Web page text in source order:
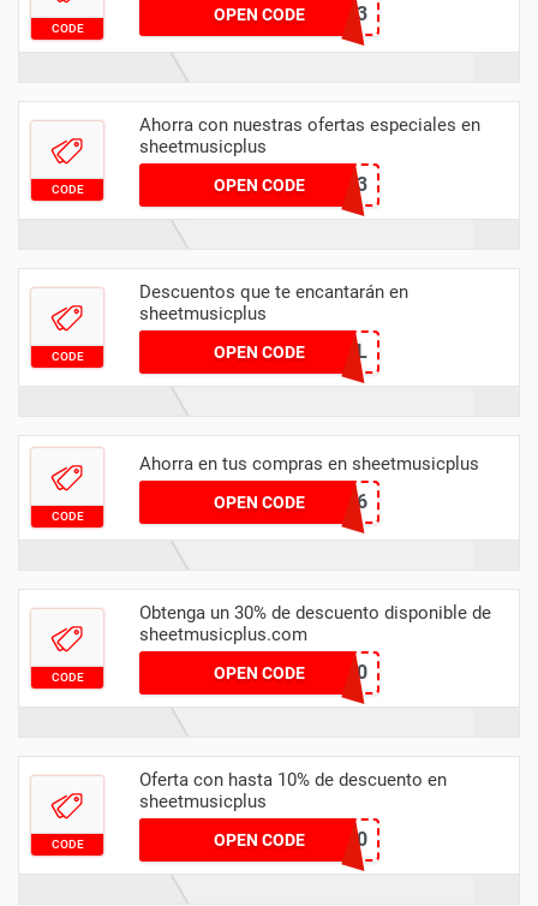
CODE
OPEN CODECOPERTI23
CODE
Ahorra con nuestras ofertas especiales en
sheetmusicplus
OPEN CODENIENTE23
CODE
Descuentos que te encantarán en
sheetmusicplus
OPEN CODECLASSICAL
CODE
Ahorra en tus compras en sheetmusicplus
OPEN CODEMJJ246
CODE
Obtenga un 30% de descuento disponible de
sheetmusicplus.com
OPEN CODE
WINTERPASS30
CODE
Oferta con hasta 10% de descuento en
sheetmusicplus
OPEN CODEXMAS10